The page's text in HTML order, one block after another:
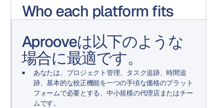
Who each platform fits
Aprooveは以下のような
場合に最適です。
あなたは、プロジェクト管理、タスク追跡、時間追
跡、基本的な校正機能を一つの手頃な価格のプラット
フォームで必要とする、中小規模の代理店またはチー
ムです。